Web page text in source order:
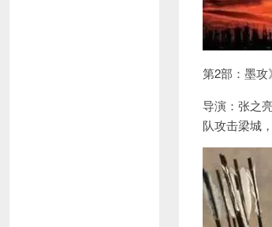
第2部：墨攻
导演：张之
队攻击梁城